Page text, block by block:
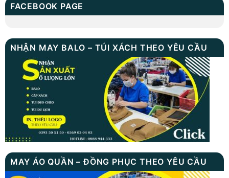
FACEBOOK PAGE
NHẬN MAY BALO – TÚI XÁCH THEO YÊU CẦU
MAY ÁO QUẦN – ĐỒNG PHỤC THEO YÊU CẦU